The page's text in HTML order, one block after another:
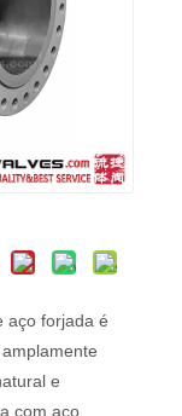
aço forjada é
e
com aço